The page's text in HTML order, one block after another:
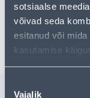
sotsiaalse
võivad seda
esitanud või
kasutamise
Vajalik
Доставка
Похожие